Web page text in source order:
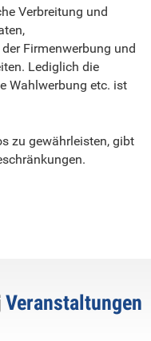
Verbreitung und
Firmenwerbung und
Lediglich die
Wahlwerbung etc. ist
zu gewährleisten, gibt
Veranstaltungen